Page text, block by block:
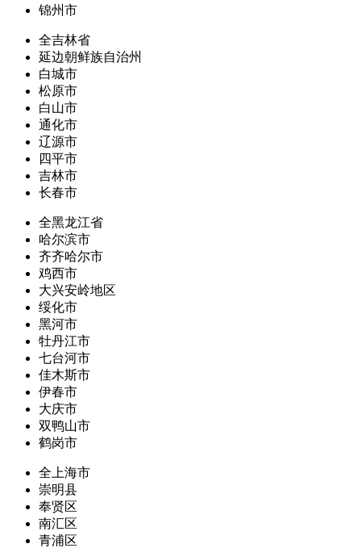
锦州市
全吉林省
延边朝鲜族自治州
白城市
松原市
白山市
通化市
辽源市
四平市
吉林市
长春市
全黑龙江省
哈尔滨市
齐齐哈尔市
鸡西市
大兴安岭地区
绥化市
黑河市
牡丹江市
七台河市
佳木斯市
伊春市
大庆市
双鸭山市
鹤岗市
全上海市
崇明县
奉贤区
南汇区
青浦区